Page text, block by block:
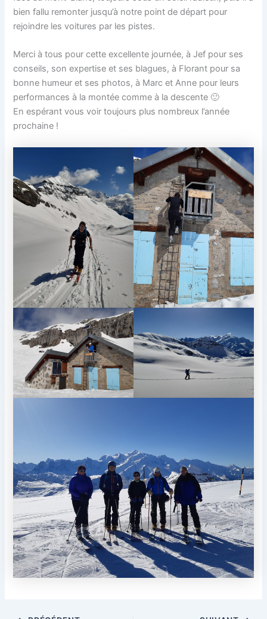
bien fallu remonter jusqu’à notre point de départ pour
rejoindre les voitures par les pistes.
Merci à tous pour cette excellente journée, à Jef pour ses
conseils, son expertise et ses blagues, à Florant pour sa
bonne humeur et ses photos, à Marc et Anne pour leurs
performances à la montée comme à la descente 🙂
En espérant vous voir toujours plus nombreux l’année
prochaine !